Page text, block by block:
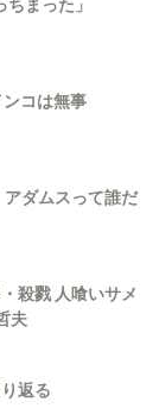
まった」
コは無事
ダムスって誰だ
殺戮 人喰いサメ
夫
返る